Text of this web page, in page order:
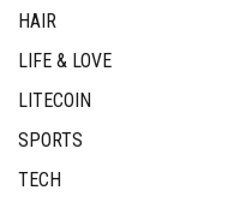
HAIR
LIFE & LOVE
LITECOIN
SPORTS
TECH